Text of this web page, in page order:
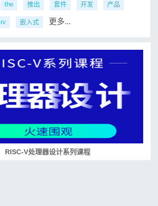
the 推出 套件 开发 产品
rv 嵌入式 更多...
RISC-V处理器设计系列课程